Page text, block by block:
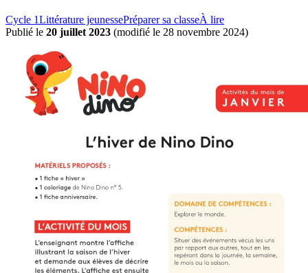
Cycle 1Littérature jeunessePréparer sa classeÀ lire
Publié le 20 juillet 2023 (modifié le 28 novembre 2024)